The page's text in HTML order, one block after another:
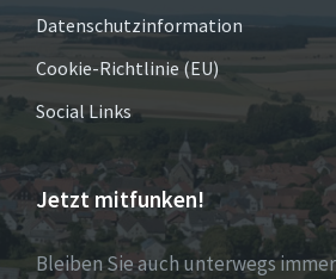
Datenschutzinformation
Cookie-Richtlinie (EU)
Social Links
Jetzt mitfunken!
Bleiben Sie auch unterwegs